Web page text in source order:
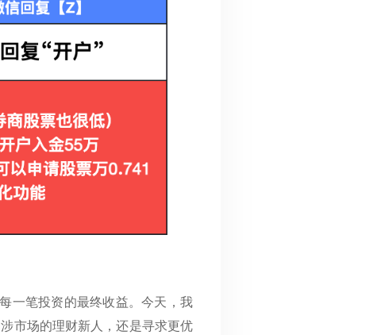
一笔投资的最终收益。今天，我
市场的理财新人，还是寻求更优